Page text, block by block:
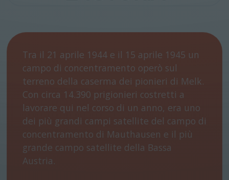
Tra il 21 aprile 1944 e il 15 aprile 1945 un
campo di concentramento operò sul
terreno della caserma dei pionieri di Melk.
Con circa 14.390 prigionieri costretti a
lavorare qui nel corso di un anno, era uno
dei più grandi campi satellite del campo di
concentramento di Mauthausen e il più
grande campo satellite della Bassa
Austria.